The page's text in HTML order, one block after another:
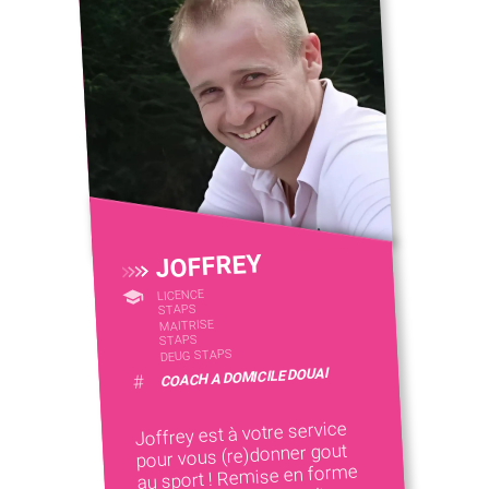
JOFFREY
LICENCE
STAPS
MAITRISE
STAPS
DEUG STAPS
# COACH A DOMICILE DOUAI
Joffrey est à votre service
pour vous (re)donner gout
au sport ! Remise en forme